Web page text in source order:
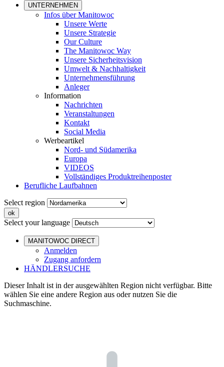
UNTERNEHMEN
Infos über Manitowoc
Unsere Werte
Unsere Strategie
Our Culture
The Manitowoc Way
Unsere Sicherheitsvision
Umwelt & Nachhaltigkeit
Unternehmensführung
Anleger
Information
Nachrichten
Veranstaltungen
Kontakt
Social Media
Werbeartikel
Nord- und Südamerika
Europa
VIDEOS
Vollständiges Produktreihenposter
Berufliche Laufbahnen
Select region
Select your language
MANITOWOC DIRECT
Anmelden
Zugang anfordern
HÄNDLERSUCHE
Dieser Inhalt ist in der ausgewählten Region nicht verfügbar. Bitte
wählen Sie eine andere Region aus oder nutzen Sie die
Suchmaschine.